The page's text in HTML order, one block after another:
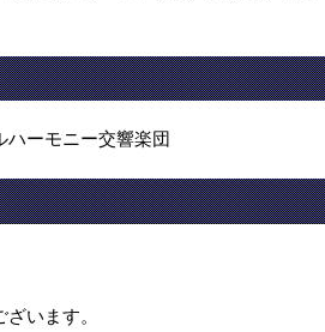
ーモニー交響楽団
います。